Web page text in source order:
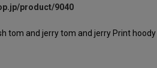
product/9040
tom and jerry tom and jerry Print